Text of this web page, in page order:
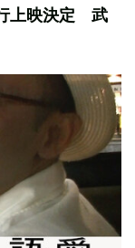
上映決定 武